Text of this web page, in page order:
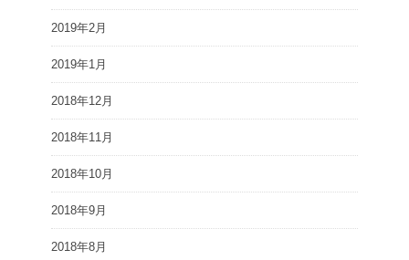
2019年2月
2019年1月
2018年12月
2018年11月
2018年10月
2018年9月
2018年8月